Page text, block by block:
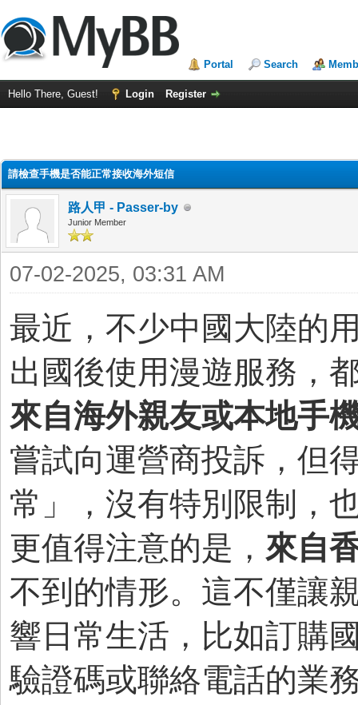
Portal Search
Hello There, Guest! Login Register
請檢查手機是否能正常接收海外短信
路人甲 - Passer-by
Junior Member
07-02-2025, 03:31 AM
最近，不少中國大陸的
出國後使用漫遊服務，
來自海外親友或本地手
嘗試向運營商投訴，但
常」，沒有特別限制，
更值得注意的是， 來自
不到的情形。這不僅讓
響日常生活，比如訂購
驗證碼或聯絡電話的業